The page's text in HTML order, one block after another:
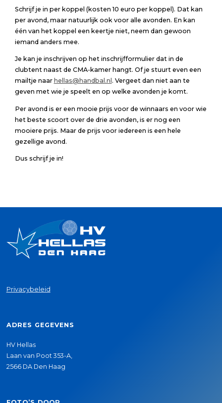
Schrijf je in per koppel (kosten 10 euro per koppel). Dat kan
per avond, maar natuurlijk ook voor alle avonden. En kan
één van het koppel een keertje niet, neem dan gewoon
iemand anders mee.
Je kan je inschrijven op het inschrijfformulier dat in de
clubtent naast de CMA-kamer hangt. Of je stuurt even een
mailtje naar hellas@handbal.nl . Vergeet dan niet aan te
geven met wie je speelt en op welke avonden je komt.
Per avond is er een mooie prijs voor de winnaars en voor wie
het beste scoort over de drie avonden, is er nog een
mooiere prijs. Maar de prijs voor iedereen is een hele
gezellige avond.
Dus schrijf je in!
Privacybeleid
ADRES GEGEVENS
HV Hellas
Laan van Poot 353-A,
2566 DA Den Haag